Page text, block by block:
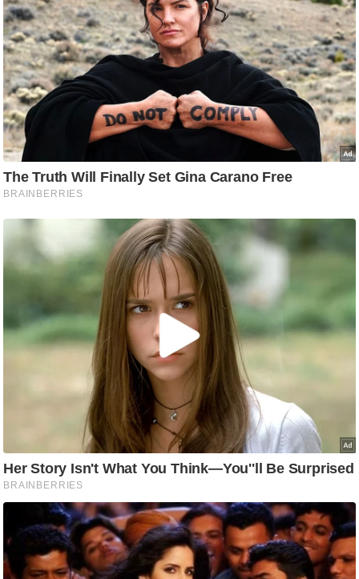
g
N
e
w
s
ला
इ
फ
स्टा
इ
ल
क्नॉ
ब्यू
टी
रे
लू
प